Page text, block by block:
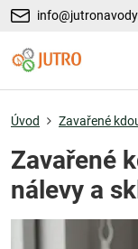
Úvod Zavařené
Zavařené
nálevy a